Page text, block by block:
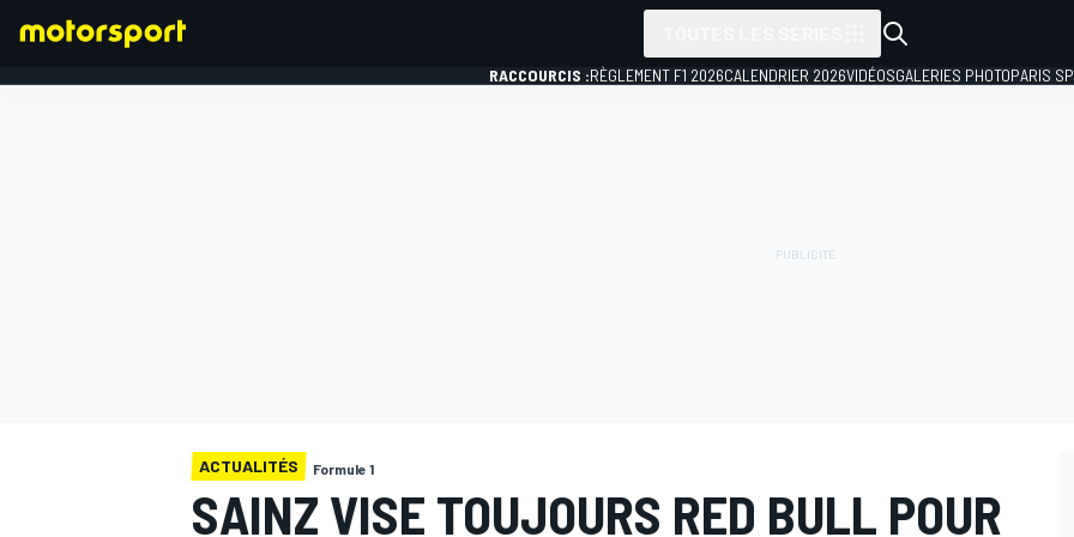
RACCOURCIS :RÈGLEMENT F1 2026CALENDRIER 2026VIDÉOSGALERIES PHOTOPARIS
ACTUALITÉS Formule 1
SAINZ VISE TOUJOURS RED BULL POUR